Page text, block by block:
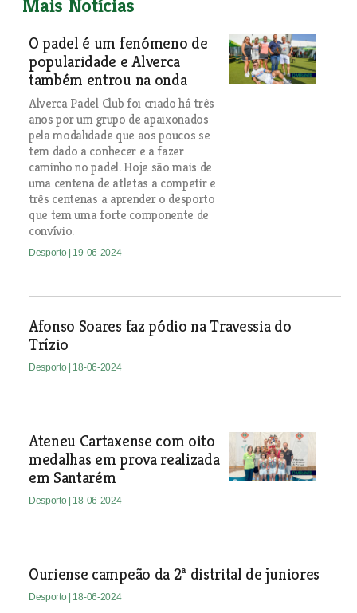
Mais Notícias
O padel é um fenómeno de
popularidade e Alverca
também entrou na onda
Alverca Padel Club foi criado há três
anos por um grupo de apaixonados
pela modalidade que aos poucos se
tem dado a conhecer e a fazer
caminho no padel. Hoje são mais de
uma centena de atletas a competir e
três centenas a aprender o desporto
que tem uma forte componente de
convívio.
Desporto | 19-06-2024
Afonso Soares faz pódio na Travessia do
Trízio
Desporto | 18-06-2024
Ateneu Cartaxense com oito
medalhas em prova realizada
em Santarém
Desporto | 18-06-2024
Ouriense campeão da 2ª distrital de juniores
Desporto | 18-06-2024